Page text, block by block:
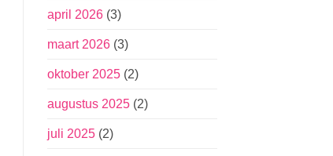
april 2026(3)
maart 2026(3)
oktober 2025(2)
augustus 2025(2)
juli 2025(2)